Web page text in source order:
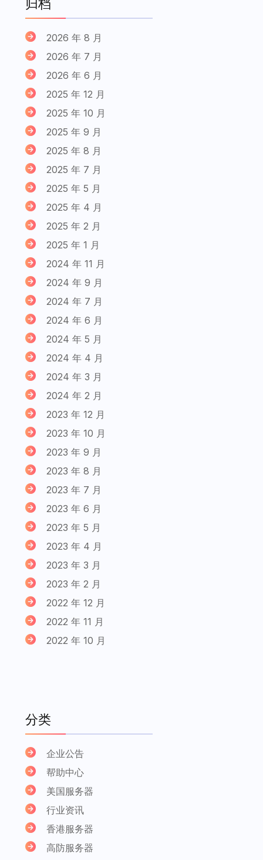
2026 年 8 月
2026 年 7 月
2026 年 6 月
2025 年 12 月
2025 年 10 月
2025 年 9 月
2025 年 8 月
2025 年 7 月
2025 年 5 月
2025 年 4 月
2025 年 2 月
2025 年 1 月
2024 年 11 月
2024 年 9 月
2024 年 7 月
2024 年 6 月
2024 年 5 月
2024 年 4 月
2024 年 3 月
2024 年 2 月
2023 年 12 月
2023 年 10 月
2023 年 9 月
2023 年 8 月
2023 年 7 月
2023 年 6 月
2023 年 5 月
2023 年 4 月
2023 年 3 月
2023 年 2 月
2022 年 12 月
2022 年 11 月
2022 年 10 月
分类
企业公告
帮助中心
美国服务器
行业资讯
香港服务器
高防服务器